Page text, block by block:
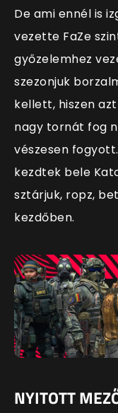
De ami ennél is
vezette FaZe
győzelemhez
szezonjuk
kellett, hiszen
nagy tornát fog
vészesen
kezdtek bele
sztárjuk, ropz,
kezdőben.
NYITOTT